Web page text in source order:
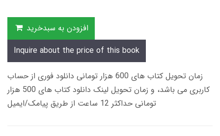
افزودن به سبدخرید
Inquire about the price of this book
زمان تحویل کتاب های 600 هزار تومانی دانلود فوری از حساب
کاربری می باشد، و زمان تحویل لینک دانلود کتاب های 500 هزار
تومانی حداکثر 12 ساعت از طریق پیامک/ایمیل